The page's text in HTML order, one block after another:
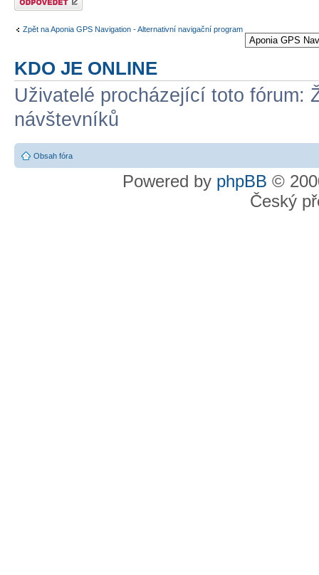
Zpět na Aponia GPS Navigation - Alternativní navigační program
KDO JE ONLINE
Uživatelé procházející toto fórum:
návštevníků
Obsah fóra
Powered by phpBB ©
Český